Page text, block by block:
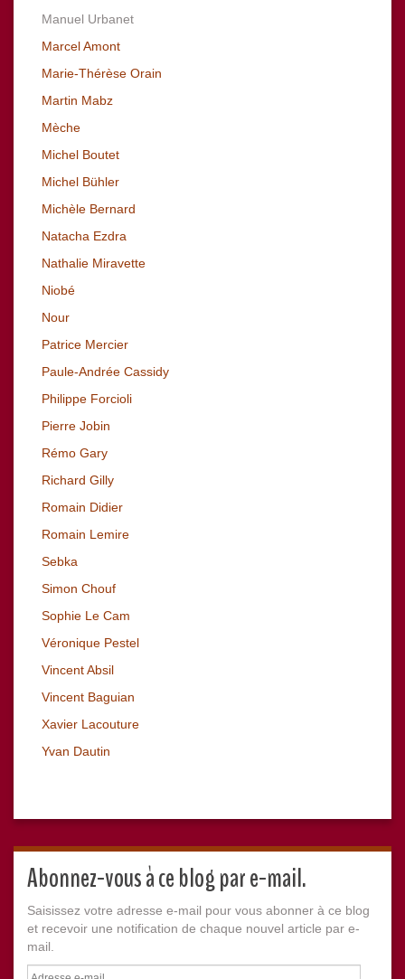
Manuel Urbanet
Marcel Amont
Marie-Thérèse Orain
Martin Mabz
Mèche
Michel Boutet
Michel Bühler
Michèle Bernard
Natacha Ezdra
Nathalie Miravette
Niobé
Nour
Patrice Mercier
Paule-Andrée Cassidy
Philippe Forcioli
Pierre Jobin
Rémo Gary
Richard Gilly
Romain Didier
Romain Lemire
Sebka
Simon Chouf
Sophie Le Cam
Véronique Pestel
Vincent Absil
Vincent Baguian
Xavier Lacouture
Yvan Dautin
Abonnez-vous à ce blog par e-mail.
Saisissez votre adresse e-mail pour vous abonner à ce blog
et recevoir une notification de chaque nouvel article par e-
mail.
Adresse